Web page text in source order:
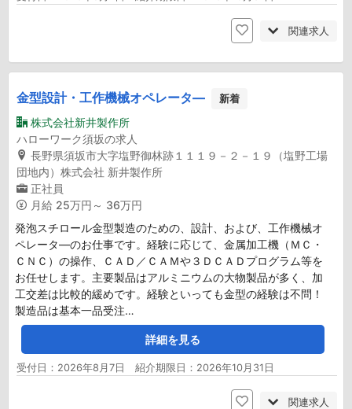
関連求人
金型設計・工作機械オペレータ― 新着
株式会社新井製作所
ハローワーク須坂の求人
長野県須坂市大字塩野御林跡１１１９－２－１９（塩野工場
団地内）株式会社 新井製作所
正社員
月給 25万円～ 36万円
発泡スチロール金型製造のための、設計、および、工作機械オ
ペレータ―のお仕事です。経験に応じて、金属加工機（ＭＣ・
ＣＮＣ）の操作、ＣＡＤ／ＣＡＭや３ＤＣＡＤプログラム等を
お任せします。主要製品はアルミニウムの大物製品が多く、加
工交差は比較的緩めです。経験といっても金型の経験は不問！
製造品は基本一品受注…
詳細を見る
受付日：2026年8月7日 紹介期限日：2026年10月31日
関連求人